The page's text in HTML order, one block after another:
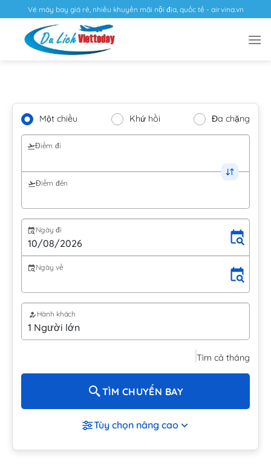
Vé máy bay giá rẻ, nhiều khuyến mãi nội địa, quốc tế - airvina.vn
Một chiều Khứ hồi Đa chặng
Điểm đi
Điểm đến
Ngày đi
Ngày về
Hành khách
Tìm cả tháng
TÌM CHUYẾN BAY
Tùy chọn nâng cao